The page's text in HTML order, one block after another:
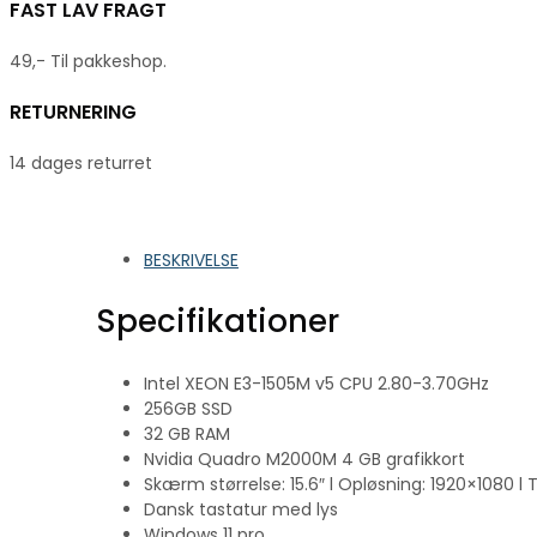
FAST LAV FRAGT
49,- Til pakkeshop.
RETURNERING
14 dages returret
BESKRIVELSE
Specifikationer
Intel XEON E3-1505M v5 CPU 2.80-3.70GHz
256GB SSD
32 GB RAM
Nvidia Quadro M2000M 4 GB grafikkort
Skærm størrelse: 15.6″ l Opløsning: 1920×1080 l
Dansk tastatur med lys